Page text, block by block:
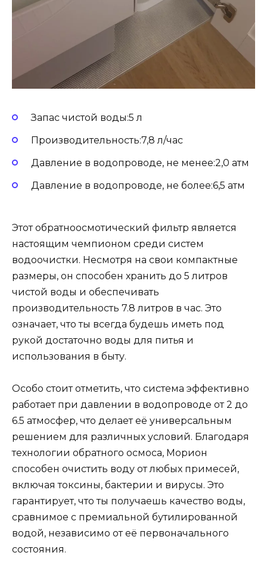
Запас чистой воды:5 л
Производительность:7,8 л/час
Давление в водопроводе, не менее:2,0 атм
Давление в водопроводе, не более:6,5 атм
Этот обратноосмотический фильтр является
настоящим чемпионом среди систем
водоочистки. Несмотря на свои компактные
размеры, он способен хранить до 5 литров
чистой воды и обеспечивать
производительность 7.8 литров в час. Это
означает, что ты всегда будешь иметь под
рукой достаточно воды для питья и
использования в быту.
Особо стоит отметить, что система эффективно
работает при давлении в водопроводе от 2 до
6.5 атмосфер, что делает её универсальным
решением для различных условий. Благодаря
технологии обратного осмоса, Морион
способен очистить воду от любых примесей,
включая токсины, бактерии и вирусы. Это
гарантирует, что ты получаешь качество воды,
сравнимое с премиальной бутилированной
водой, независимо от её первоначального
состояния.